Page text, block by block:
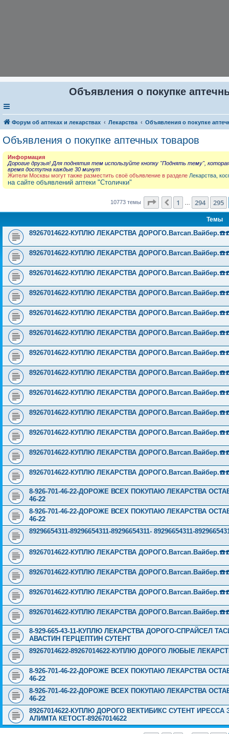
Объявления о покупке
Форум об аптеках и лекарствах Лекарства Объявления о покупке
Объявления о покупке аптечных товаров
Информация
Дорогие друзья! Для поднятия тем используйте кнопку "Поднять тему",
время доступна каждые 30 минут
Жители Москвы могут также разместить своё объявление в разделе Лекарства,
на сайте объявлений аптеки "Столички"
10773 темы Страница 296из 431
Пред.
1 294 295
Темы
89267014622-КУПЛЮ ЛЕКАРСТВА
89267014622-КУПЛЮ ЛЕКАРСТВА
89267014622-КУПЛЮ ЛЕКАРСТВА
89267014622-КУПЛЮ ЛЕКАРСТВА
89267014622-КУПЛЮ ЛЕКАРСТВА
89267014622-КУПЛЮ ЛЕКАРСТВА
89267014622-КУПЛЮ ЛЕКАРСТВА
89267014622-КУПЛЮ ЛЕКАРСТВА
89267014622-КУПЛЮ ЛЕКАРСТВА
89267014622-КУПЛЮ ЛЕКАРСТВА
89267014622-КУПЛЮ ЛЕКАРСТВА
89267014622-КУПЛЮ ЛЕКАРСТВА
89267014622-КУПЛЮ ЛЕКАРСТВА
8-926-701-46-22-ДОРОЖЕ ВСЕХ ПОКУПАЮ ЛЕКАРСТВА
46-22
8-926-701-46-22-ДОРОЖЕ ВСЕХ ПОКУПАЮ ЛЕКАРСТВА
46-22
89296654311-89296654311-89296654311- 89296654311-
89267014622-КУПЛЮ ЛЕКАРСТВА
89267014622-КУПЛЮ ЛЕКАРСТВА
89267014622-КУПЛЮ ЛЕКАРСТВА
89267014622-КУПЛЮ ЛЕКАРСТВА
8-929-665-43-11-КУПЛЮ ЛЕКАРСТВА ДОРОГО-СПРАЙСЕЛ
АВАСТИН ГЕРЦЕПТИН СУТЕНТ
89267014622-89267014622-КУПЛЮ ДОРОГО ЛЮБЫЕ
8-926-701-46-22-ДОРОЖЕ ВСЕХ ПОКУПАЮ ЛЕКАРСТВА
46-22
8-926-701-46-22-ДОРОЖЕ ВСЕХ ПОКУПАЮ ЛЕКАРСТВА
46-22
89267014622-КУПЛЮ ДОРОГО ВЕКТИБИКС СУТЕНТ
АЛИМТА КЕТОСТ-89267014622